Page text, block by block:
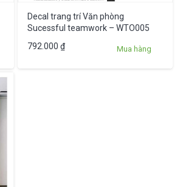
Decal trang trí Văn phòng
Sucessful teamwork – WTO005
792.000₫ Mua hàng